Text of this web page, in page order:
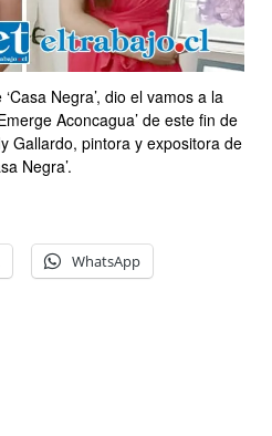
Negra’, dio el vamos a la
Aconcagua’ de este fin de
Gallardo, pintora y expositora de
Negra’.
WhatsApp